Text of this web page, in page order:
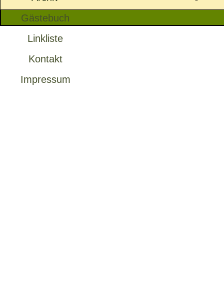
Gästebuch
Linkliste
Kontakt
Impressum